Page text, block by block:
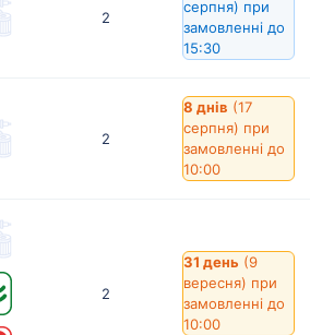
2
серпня) при
замовленні до
15:30
2
8 днів (17
серпня) при
замовленні до
10:00
2
31 день (9
вересня) при
замовленні до
10:00